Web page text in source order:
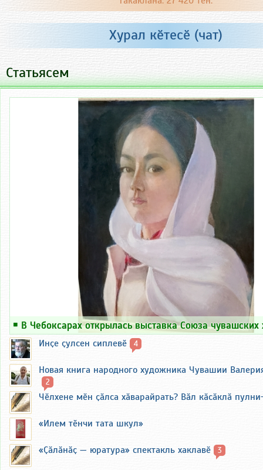
Хурал кӗтесӗ (чат)
Статьясем
￭ В Чебоксарах открылась выставка Союза
Инҫе ҫулсен сиплевӗ 4
Новая книга народного художника Чувашии
2
Чӗлхене мӗн ҫӑлса хӑварайрать? Вӑл кӑсӑклӑ
«Илем тӗнчи тата шкул»
«Ҫӑлӑнӑҫ — юратура» спектакль хаклавӗ 3